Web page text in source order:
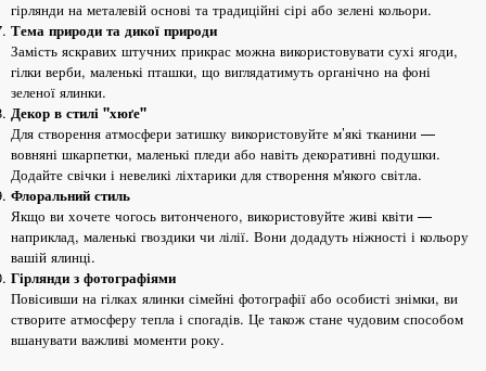
гірлянди на металевій основі та традиційні сірі або зелені кольори.
Тема природи та дикої природи
Замість яскравих штучних прикрас можна використовувати сухі ягоди,
гілки верби, маленькі пташки, що виглядатимуть органічно на фоні
зеленої ялинки.
Декор в стилі "хюґе"
Для створення атмосфери затишку використовуйте м’які тканини —
вовняні шкарпетки, маленькі пледи або навіть декоративні подушки.
Додайте свічки і невеликі ліхтарики для створення м'якого світла.
Флоральний стиль
Якщо ви хочете чогось витонченого, використовуйте живі квіти —
наприклад, маленькі гвоздики чи лілії. Вони додадуть ніжності і кольору
вашій ялинці.
Гірлянди з фотографіями
Повісивши на гілках ялинки сімейні фотографії або особисті знімки, ви
створите атмосферу тепла і спогадів. Це також стане чудовим способом
вшанувати важливі моменти року.